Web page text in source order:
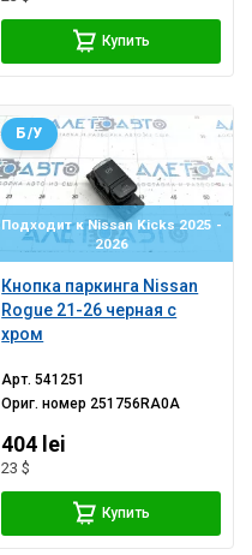
Купить
Подходит к Nissan Kicks 2025 -
2026
Кнопка паркинга Nissan
Rogue 21-26 черная с
хром
Б/У
Арт.541251
Ориг. номер 251756RA0A
404 lei
23 $
Купить